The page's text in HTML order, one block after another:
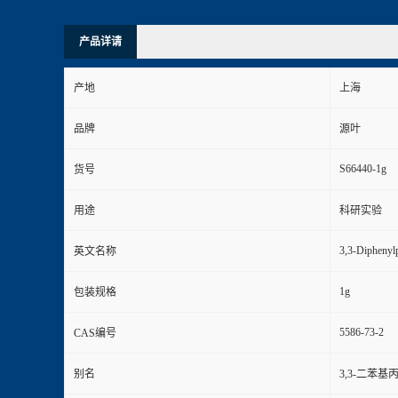
产品详请
产地 上海
品牌 源叶
货号 S66440-1g
用途 科研实验
英文名称 3,3-
包装规格 1g
CAS编号 5586-73-2
别名 3,3-二苯基